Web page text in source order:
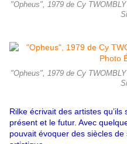
"Opheus", 1979 de Cy
"Opheus", 1979 de Cy
Rilke écrivait des artistes
présent et le futur. Avec
pouvait évoquer des siècles